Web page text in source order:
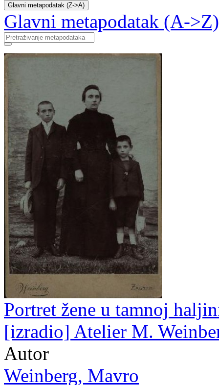
Glavni metapodatak (Z->A)
Glavni metapodatak (A->Z)
Portret žene u tamnoj
[izradio] Atelier M.
Autor
Weinberg, Mavro